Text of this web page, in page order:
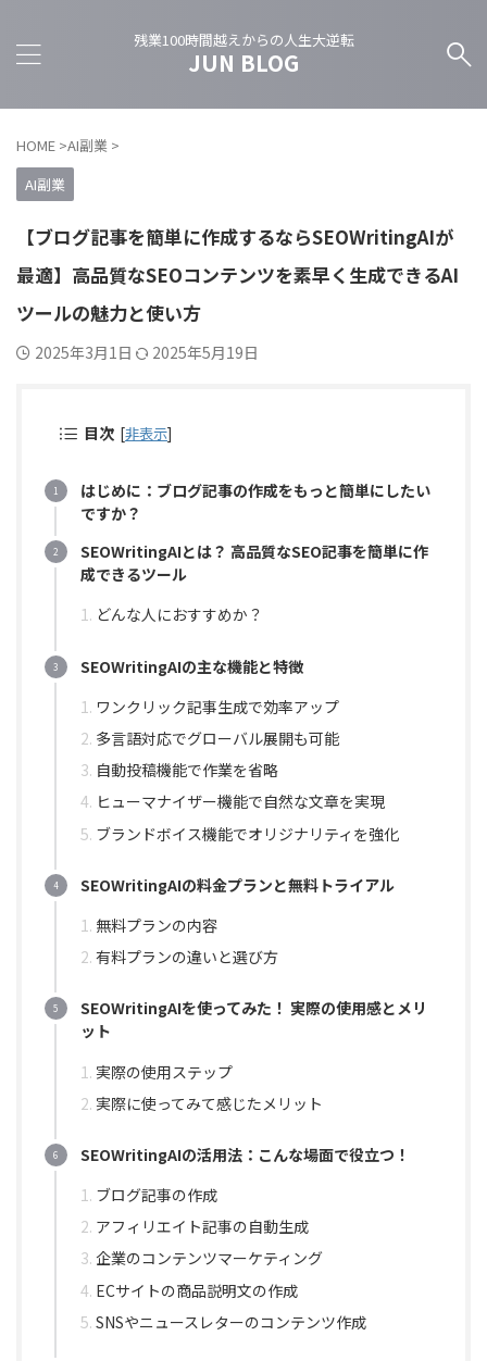
残業100時間越えからの人生大逆転
JUN BLOG
HOME >AI副業 >
AI副業
【ブログ記事を簡単に作成するならSEOWritingAIが
最適】高品質なSEOコンテンツを素早く生成できるAI
ツールの魅力と使い方
2025年3月1日 2025年5月19日
目次 [非表示]
はじめに：ブログ記事の作成をもっと簡単にしたい
ですか？
SEOWritingAIとは？ 高品質なSEO記事を簡単に作
成できるツール
どんな人におすすめか？
SEOWritingAIの主な機能と特徴
ワンクリック記事生成で効率アップ
多言語対応でグローバル展開も可能
自動投稿機能で作業を省略
ヒューマナイザー機能で自然な文章を実現
ブランドボイス機能でオリジナリティを強化
SEOWritingAIの料金プランと無料トライアル
無料プランの内容
有料プランの違いと選び方
SEOWritingAIを使ってみた！ 実際の使用感とメリ
ット
実際の使用ステップ
実際に使ってみて感じたメリット
SEOWritingAIの活用法：こんな場面で役立つ！
ブログ記事の作成
アフィリエイト記事の自動生成
企業のコンテンツマーケティング
ECサイトの商品説明文の作成
SNSやニュースレターのコンテンツ作成